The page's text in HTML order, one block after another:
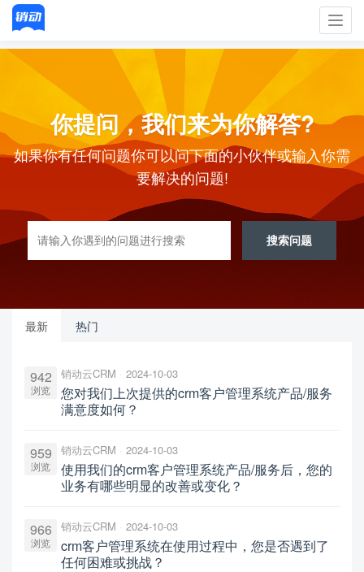
你提问，我们来为你解答?
如果你有任何问题你可以问下面的小伙伴或输入你需
要解决的问题!
搜索问题
最新 热门
942
浏览
销动云CRM 2024-10-03
您对我们上次提供的crm客户管理系统产品/服务
满意度如何？
959
浏览
销动云CRM 2024-10-03
使用我们的crm客户管理系统产品/服务后，您的
业务有哪些明显的改善或变化？
966
浏览
销动云CRM 2024-10-03
crm客户管理系统在使用过程中，您是否遇到了
任何困难或挑战？